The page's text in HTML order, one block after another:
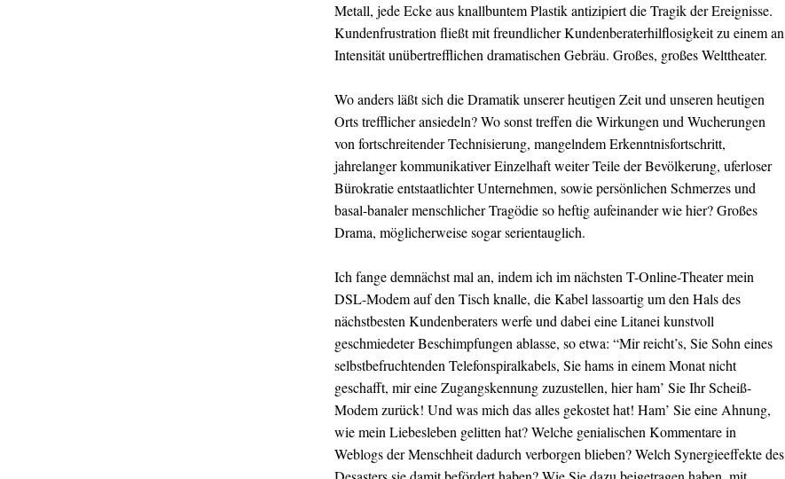
Metall, jede Ecke aus knallbuntem Plastik antizipiert die Tragik der Ereignisse.
Kundenfrustration fließt mit freundlicher Kundenberaterhilflosigkeit zu einem an
Intensität unübertrefflichen dramatischen Gebräu. Großes, großes Welttheater.
Wo anders läßt sich die Dramatik unserer heutigen Zeit und unseren heutigen
Orts trefflicher ansiedeln? Wo sonst treffen die Wirkungen und Wucherungen
von fortschreitender Technisierung, mangelndem Erkenntnisfortschritt,
jahrelanger kommunikativer Einzelhaft weiter Teile der Bevölkerung, uferloser
Bürokratie entstaatlichter Unternehmen, sowie persönlichen Schmerzes und
basal-banaler menschlicher Tragödie so heftig aufeinander wie hier? Großes
Drama, möglicherweise sogar serientauglich.
Ich fange demnächst mal an, indem ich im nächsten T-Online-Theater mein
DSL-Modem auf den Tisch knalle, die Kabel lassoartig um den Hals des
nächstbesten Kundenberaters werfe und dabei eine Litanei kunstvoll
geschmiedeter Beschimpfungen ablasse, so etwa: “Mir reicht’s, Sie Sohn eines
selbstbefruchtenden Telefonspiralkabels, Sie hams in einem Monat nicht
geschafft, mir eine Zugangskennung zuzustellen, hier ham’ Sie Ihr Scheiß-
Modem zurück! Und was mich das alles gekostet hat! Ham’ Sie eine Ahnung,
wie mein Liebesleben gelitten hat? Welche genialischen Kommentare in
Weblogs der Menschheit dadurch verborgen blieben? Welch Synergieeffekte des